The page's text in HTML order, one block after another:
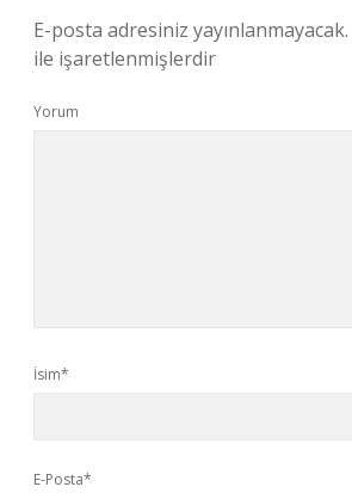
E-posta adresiniz yayınlanmayacak.
ile işaretlenmişlerdir
Yorum
İsim*
E-Posta*